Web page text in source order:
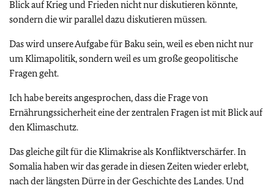
Blick auf Krieg und Frieden nicht nur diskutieren könnte,
sondern die wir parallel dazu diskutieren müssen.
Das wird unsere Aufgabe für Baku sein, weil es eben nicht nur
um Klimapolitik, sondern weil es um große geopolitische
Fragen geht.
Ich habe bereits angesprochen, dass die Frage von
Ernährungssicherheit eine der zentralen Fragen ist mit Blick auf
den Klimaschutz.
Das gleiche gilt für die Klimakrise als Konfliktverschärfer. In
Somalia haben wir das gerade in diesen Zeiten wieder erlebt,
nach der längsten Dürre in der Geschichte des Landes. Und